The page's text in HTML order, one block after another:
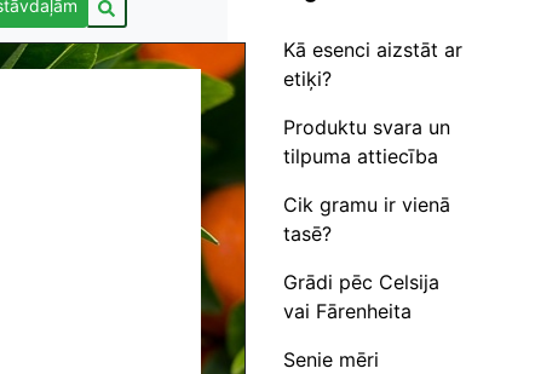
Kā esenci aizstāt ar
etiķi?
Produktu svara un
tilpuma attiecība
Cik gramu ir vienā
tasē?
Grādi pēc Celsija
vai Fārenheita
Senie mēri